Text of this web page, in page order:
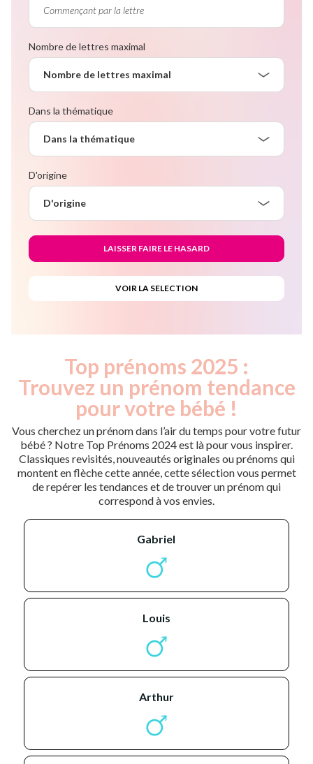
Nombre de lettres maximal
Nombre de lettres maximal
Dans la thématique
Dans la thématique
D'origine
D'origine
Top prénoms 2025 :
Trouvez un prénom tendance
pour votre bébé !
Vous cherchez un prénom dans l’air du temps pour votre futur
bébé ? Notre Top Prénoms 2024 est là pour vous inspirer.
Classiques revisités, nouveautés originales ou prénoms qui
montent en flèche cette année, cette sélection vous permet
de repérer les tendances et de trouver un prénom qui
correspond à vos envies.
gabriel
louis
arthur